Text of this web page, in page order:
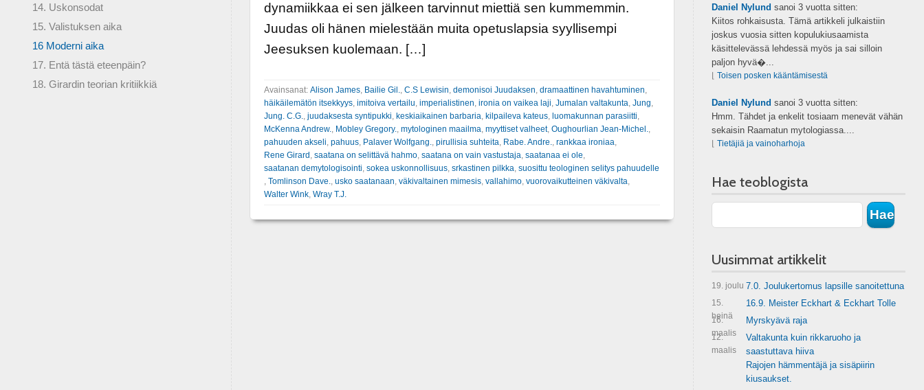
dynamiikkaa ei sen jälkeen tarvinnut miettiä sen kummemmin.
Juudas oli hänen mielestään muita opetuslapsia syyllisempi
Jeesuksen kuolemaan. […]
Avainsanat: Alison James, Bailie Gil. C.S Lewisin demonisoi Juudaksen dramaattinen havahtuminen
häikäilemätön itsekkyys, imitoiva vertailu imperialistinen ironia on vaikea laji Jumalan valtakunta Jung
Jung. C.G.
juudaksesta syntipukki keskiaikainen barbaria kilpaileva kateus, luomakunnan parasiitti
McKenna Andrew.
Mobley Gregory. mytologinen maailma myyttiset valheet, Oughourlian Jean-Michel.
pahuuden akseli pahuus, Palaver Wolfgang. pirullisia suhteita Rabe. Andre. rankkaa ironiaa
Rene Girard saatana on selittävä hahmo, saatana on vain vastustaja saatanaa ei ole
saatanan demytologisointi sokea uskonnollisuus, srkastinen pilkka suosittu teologinen selitys pahuudelle
Tomlinson Dave. usko saatanaan väkivaltainen mimesis, vallahimo, vuorovaikutteinen väkivalta
Walter Wink, Wray T.J.
14. Uskonsodat
15. Valistuksen aika
16 Moderni aika
17. Entä tästä eteenpäin?
18. Girardin teorian kritiikkiä
Daniel Nylund sanoi 3 vuotta sitten:
Kiitos rohkaisusta. Tämä artikkeli julkaistiin
joskus vuosia sitten kopulukiusaamista
käsittelevässä lehdessä myös ja sai silloin
paljon hyvä�...
Toisen posken kääntämisestä
Daniel Nylund sanoi 3 vuotta sitten:
Hmm. Tähdet ja enkelit tosiaam menevät vähän
sekaisin Raamatun mytologiassa....
Tietäjiä ja vainoharhoja
Hae teoblogista
Uusimmat artikkelit
19. joulu 7.0. Joulukertomus lapsille sanoitettuna
15.
heinä
16.9. Meister Eckhart & Eckhart Tolle
16.
maalis
Myrskyävä raja
12.
maalis
Valtakunta kuin rikkaruoho ja
saastuttava hiiva
Rajojen hämmentäjä ja sisäpiirin
kiusaukset.